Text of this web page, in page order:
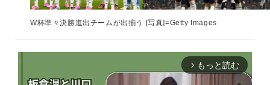
W杯準々決勝進出チームが出揃う [写真]=Getty Images
arrow_forward_ios もっと読む